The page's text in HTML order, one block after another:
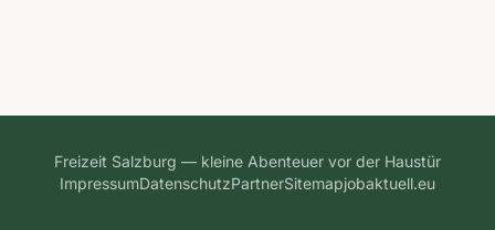
Freizeit Salzburg — kleine Abenteuer vor der Haustür
ImpressumDatenschutzPartnerSitemapjobaktuell.eu